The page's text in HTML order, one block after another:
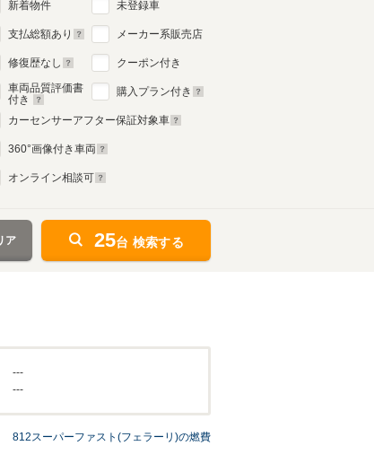
新着物件
支払総額あり
修復歴なし
車両品質評価書
付き
未登録車
メーカー系販売店
クーポン付き
購入プラン付き
カーセンサーアフター保証対象車
360°画像付き車両
オンライン相談可
ア 25台 検索する
---
---
812スーパーファスト(フェラーリ)の燃費